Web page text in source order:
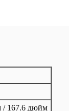
/ 167.6 дюйм